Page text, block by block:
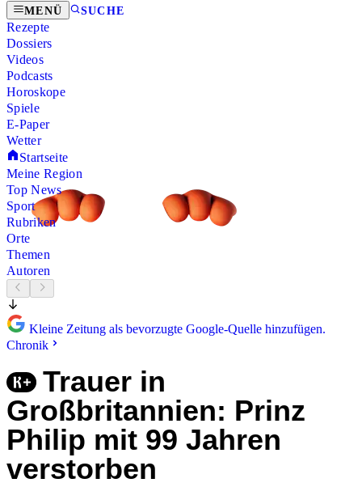
MENÜ SUCHE
Rezepte
Dossiers
Videos
Podcasts
Horoskope
Spiele
E-Paper
Wetter
Startseite
Meine Region
Top News
Sport
Rubriken
Orte
Themen
Autoren
Kleine Zeitung als bevorzugte Google-Quelle hinzufügen.
Chronik
Trauer in
Großbritannien: Prinz
Philip mit 99 Jahren
verstorben